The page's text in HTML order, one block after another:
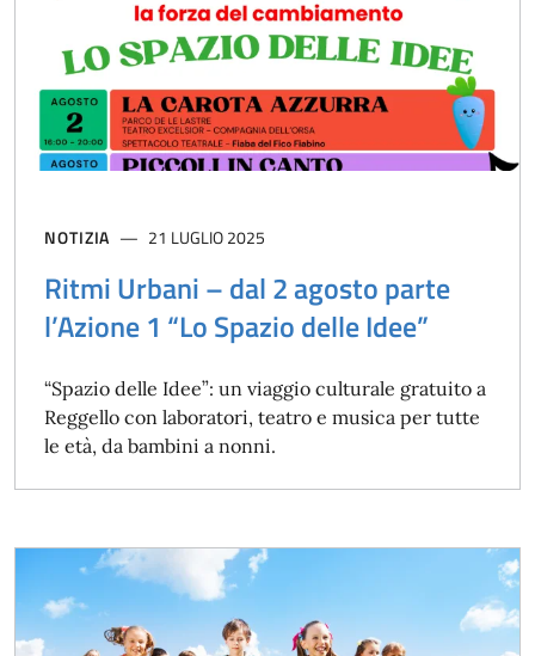
NOTIZIA 21 LUGLIO 2025
Ritmi Urbani – dal 2 agosto parte
l’Azione 1 “Lo Spazio delle Idee”
“Spazio delle Idee”: un viaggio culturale gratuito a
Reggello con laboratori, teatro e musica per tutte
le età, da bambini a nonni.